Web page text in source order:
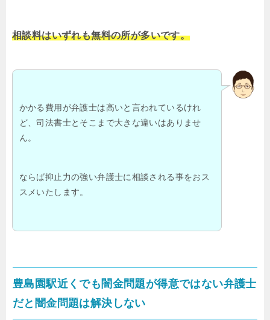
相談料はいずれも無料の所が多いです。
かかる費用が弁護士は高いと言われているけれ
ど、司法書士とそこまで大きな違いはありませ
ん。
ならば抑止力の強い弁護士に相談される事をおス
スメいたします。
豊島園駅近くでも闇金問題が得意ではない弁護士
だと闇金問題は解決しない